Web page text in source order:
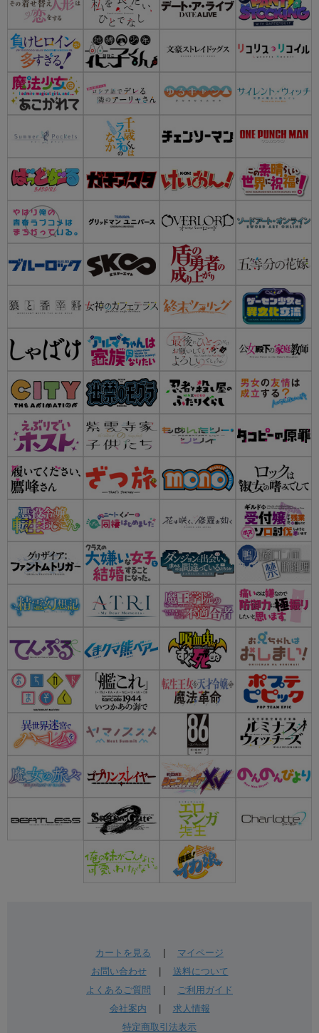
カートを見る
マイページ
お問い合わせ| 送料について
よくあるご質問
ご利用ガイド
会社案内
求人情報
特定商取引法表示